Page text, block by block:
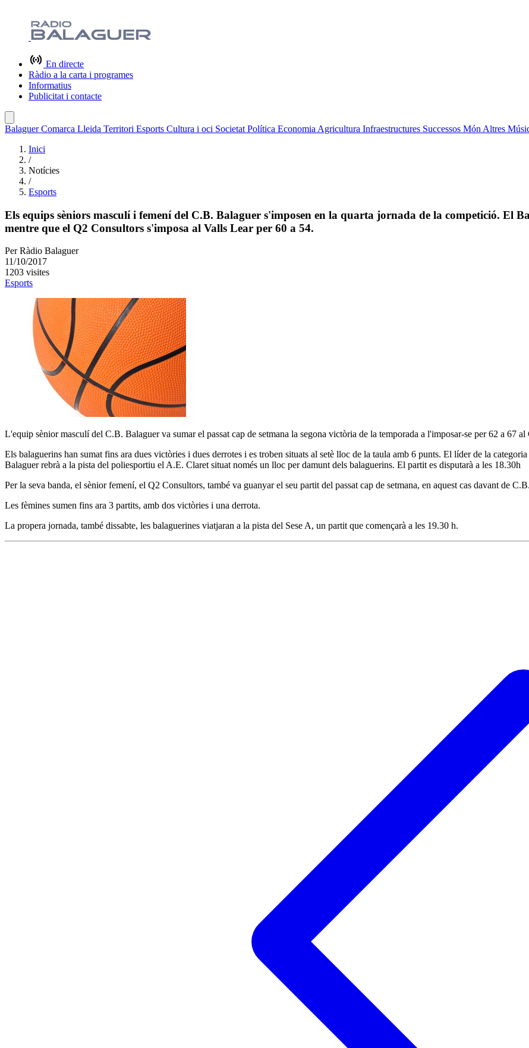
En directe
Ràdio a la carta i programes
Informatius
Publicitat i contacte
BalaguerComarca Lleida Territori Esports Cultura i oci Societat Política Economia Agricultura Infraestructures Successos Món Altres
Inici
/
Notícies
/
Esports
Els equips sèniors masculí i femení del C.B. Balaguer s'imposen en la quarta jornada de la competició. El
mentre que el Q2 Consultors s'imposa al Valls Lear per 60 a 54.
Per Ràdio Balaguer
11/10/2017
1203 visites
Esports
L'equip sènior masculí del C.B. Balaguer va sumar el passat cap de setmana la segona victòria de la temporada a l'imposar-se per 62 a 67
Els balaguerins han sumat fins ara dues victòries i dues derrotes i es troben situats al setè lloc de la taula amb 6 punts. El líder de la
Balaguer rebrà a la pista del poliesportiu el A.E. Claret situat només un lloc per damunt dels balaguerins. El partit es disputarà a les 18.30h
Per la seva banda, el sènior femení, el Q2 Consultors, també va guanyar el seu partit del passat cap de setmana, en aquest cas davant de
Les fèmines sumen fins ara 3 partits, amb dos victòries i una derrota.
La propera jornada, també dissabte, les balaguerines viatjaran a la pista del Sese A, un partit que començarà a les 19.30 h.